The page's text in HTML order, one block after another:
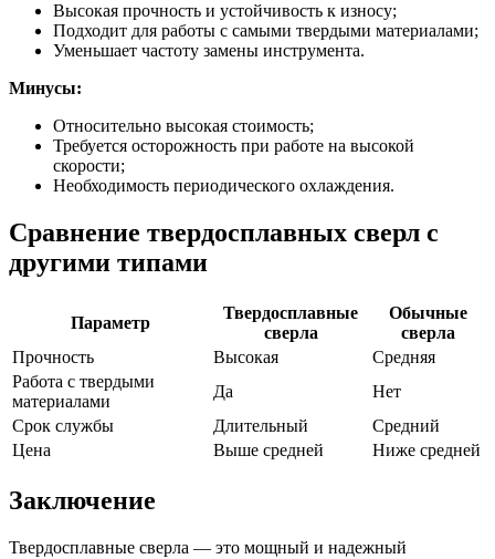
Высокая прочность и устойчивость к износу;
Подходит для работы с самыми твердыми материалами;
Уменьшает частоту замены инструмента.
Минусы:
Относительно высокая стоимость;
Требуется осторожность при работе на высокой
скорости;
Необходимость периодического охлаждения.
Сравнение твердосплавных сверл с
другими типами
Параметр
Твердосплавные
сверла
Обычные
сверла
Прочность
Высокая
Средняя
Работа с твердыми
материалами
Да
Нет
Срок службы
Длительный
Средний
Цена
Выше средней Ниже средней
Заключение
Твердосплавные сверла — это мощный и надежный